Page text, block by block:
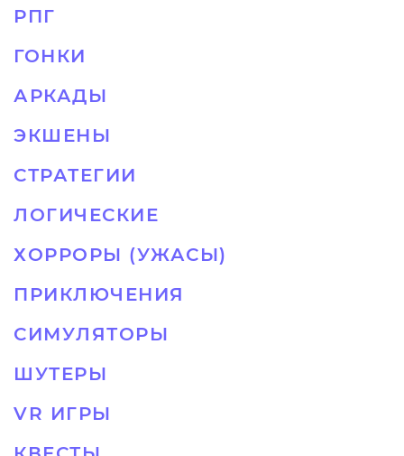
РПГ
ГОНКИ
АРКАДЫ
ЭКШЕНЫ
СТРАТЕГИИ
ЛОГИЧЕСКИЕ
ХОРРОРЫ (УЖАСЫ)
ПРИКЛЮЧЕНИЯ
СИМУЛЯТОРЫ
ШУТЕРЫ
VR ИГРЫ